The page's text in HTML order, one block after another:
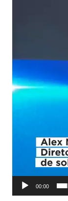
00:00